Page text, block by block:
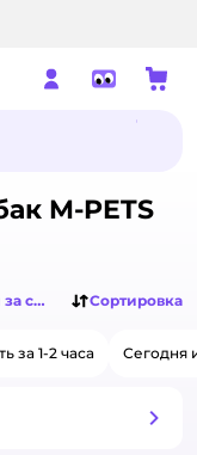
M-PETS
за собакамиСортировка
за 1-2 часа Сегодня